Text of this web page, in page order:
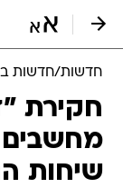
חדשות/חדשות
חקירת
שיחות